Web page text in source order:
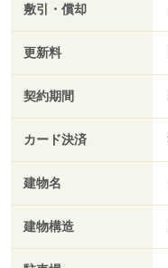
敷引・償却
更新料
契約期間
カード決済
建物名
建物構造